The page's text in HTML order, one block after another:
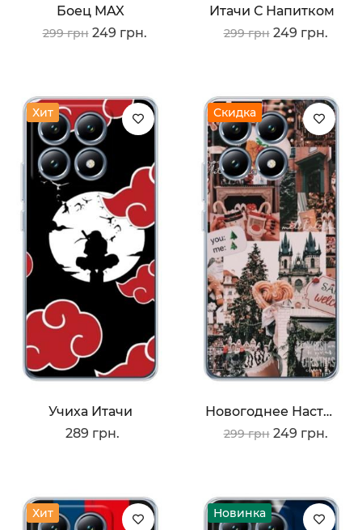
Боец MAX
299 грн 249 грн.
Итачи С Напитком
299 грн 249 грн.
Хит
Учиха Итачи
289 грн.
Скидка
Новогоднее Настроение
299 грн 249 грн.
Хит Новинка